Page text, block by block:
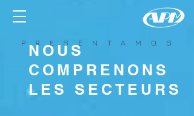
P R E S E N T A M O S
NOUS
COMPRENONS
LES SECTEURS